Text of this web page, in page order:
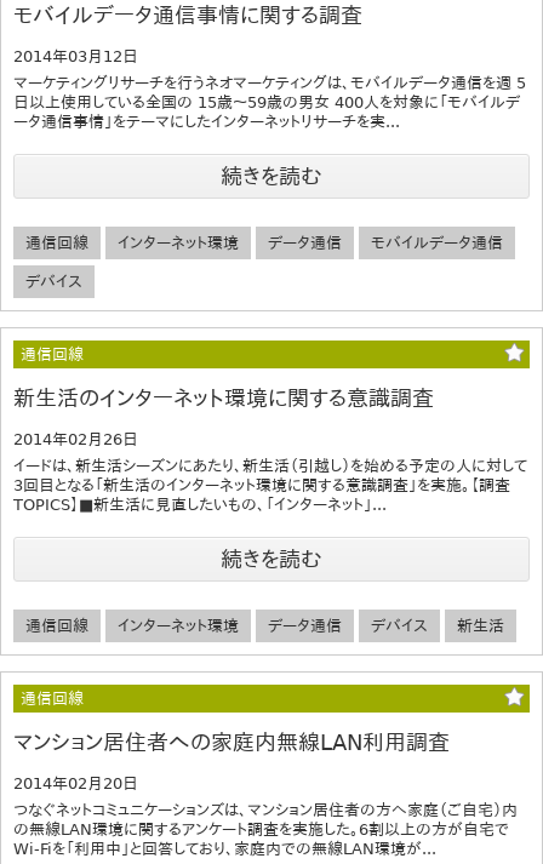
モバイルデータ通信事情に関する調査
2014年03月12日
マーケティングリサーチを行うネオマーケティングは、モバイルデータ通信を週 5
日以上使用している全国の 15歳～59歳の男女 400人を対象に「モバイルデ
ータ通信事情」をテーマにしたインターネットリサーチを実...
続きを読む
通信回線 インターネット環境 データ通信 モバイルデータ通信
デバイス
通信回線
新生活のインターネット環境に関する意識調査
2014年02月26日
イードは、新生活シーズンにあたり、新生活（引越し）を始める予定の人に対して
3回目となる「新生活のインターネット環境に関する意識調査」を実施。【調査
TOPICS】■新生活に見直したいもの、「インターネット」...
続きを読む
通信回線 インターネット環境 データ通信 デバイス 新生活
通信回線
マンション居住者への家庭内無線LAN利用調査
2014年02月20日
つなぐネットコミュニケーションズは、マンション居住者の方へ家庭（ご自宅）内
の無線LAN環境に関するアンケート調査を実施した。6割以上の方が自宅で
Wi-Fiを「利用中」と回答しており、家庭内での無線LAN環境が...